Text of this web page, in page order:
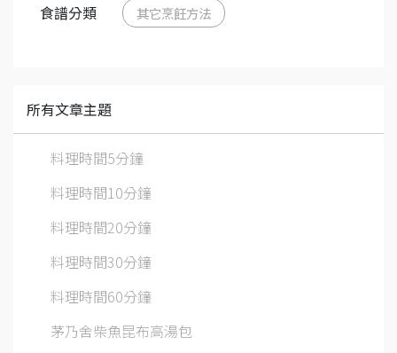
食譜分類 其它烹飪方法
所有文章主題
料理時間5分鐘
料理時間10分鐘
料理時間20分鐘
料理時間30分鐘
料理時間60分鐘
茅乃舍柴魚昆布高湯包